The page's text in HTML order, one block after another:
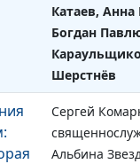
Катаев, Анна
Богдан
Шерстнёв
Сергей
Альбина